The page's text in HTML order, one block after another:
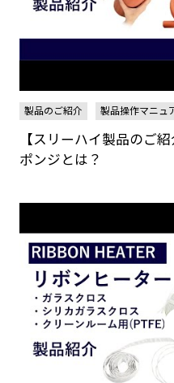
製品のご紹介 製品操作マニュ
【スリーハイ製品のご
ポンジとは？